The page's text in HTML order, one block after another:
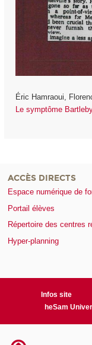
Éric Hamraoui,
Le symptôme
ACCÈS DIRECTS
Espace numérique de
Portail élèves
Répertoire des centres
Hyper-planning
Infos site
heSam